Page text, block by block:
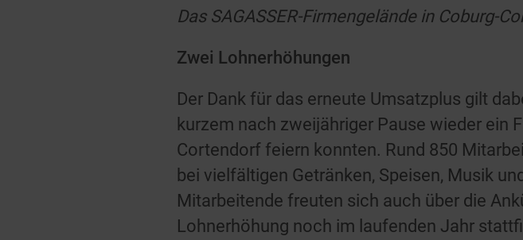
Das SAGASSER-Firmengelände in Coburg-
Zwei Lohnerhöhungen
Der Dank für das erneute Umsatzplus gilt
kurzem nach zweijähriger Pause wieder ein
Cortendorf feiern konnten. Rund 850
bei vielfältigen Getränken, Speisen, Musik
Mitarbeitende freuten sich auch über die
Lohnerhöhung noch im laufenden Jahr